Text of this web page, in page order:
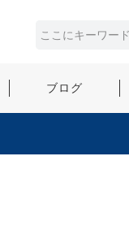
ブログ